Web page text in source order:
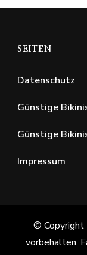
SEITEN
Datenschutz
Günstige
Günstige
Impressum
© Copyright
vorbehalten.